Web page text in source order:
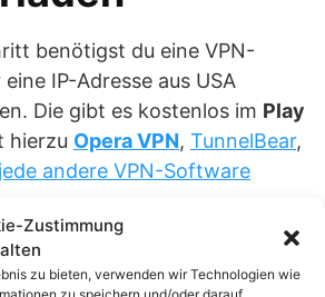
benötigst du eine VPN-
IP-Adresse aus USA
Die gibt es kostenlos im Play
hierzu Opera VPN, TunnelBear,
jede andere VPN-Software
mit
Keine Datenbegrenzung
Zustimmung
zu bieten, verwenden wir Technologien wie